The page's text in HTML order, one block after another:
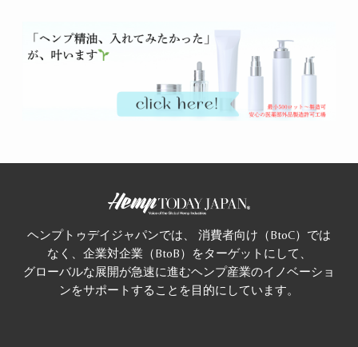
ヘンプトゥデイジャパンでは、 消費者向け（BtoC）では
なく、企業対企業（BtoB）をターゲットにして、
グローバルな展開が急速に進むヘンプ産業のイノベーショ
ンをサポートすることを目的にしています。